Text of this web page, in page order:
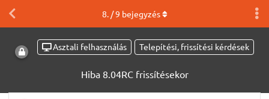
Asztali felhasználás Telepítési, frissítési kérdések
Hiba 8.04RC frissítésekor
8. /9 bejegyzés